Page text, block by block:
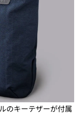
のキーテザーが付属